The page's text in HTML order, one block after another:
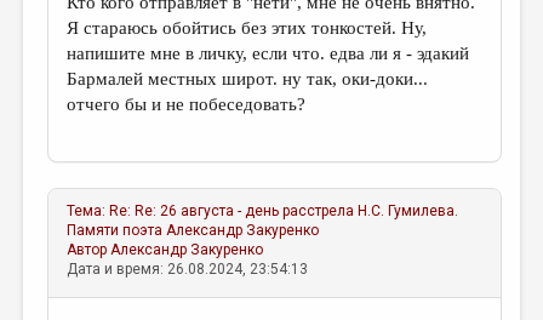
Я стараюсь обойтись без этих тонкостей. Ну,
напишите мне в личку, если что. едва ли я - эдакий
Бармалей местных широт. ну так, оки-доки...
отчего бы и не побеседовать?
Тема: Re: Re: 26 августа - день расстрела Н.С. Гумилева.
Памяти поэта Александр Закуренко
АвторАлександр Закуренко
Дата и время: 26.08.2024, 23:54:13